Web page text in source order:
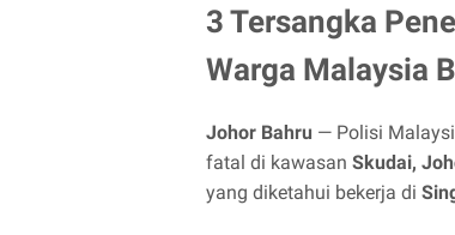
3 Tersangka
Warga Malaysia
Johor Bahru — Polisi
fatal di kawasan Skudai,
yang diketahui bekerja di